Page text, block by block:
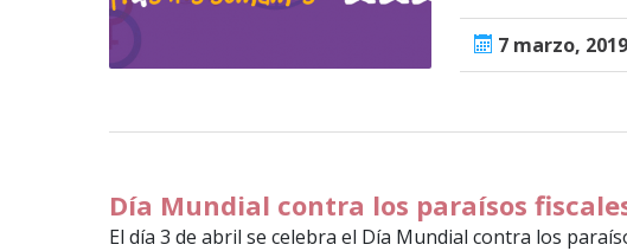
7 marzo,
Día Mundial contra los paraísos
El día 3 de abril se celebra el Día Mundial contra los